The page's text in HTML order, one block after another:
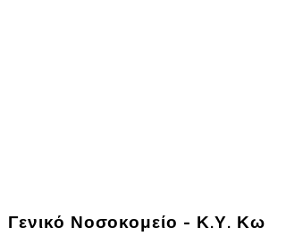
Γενικό Νοσοκομείο - Κ.Υ. Κω